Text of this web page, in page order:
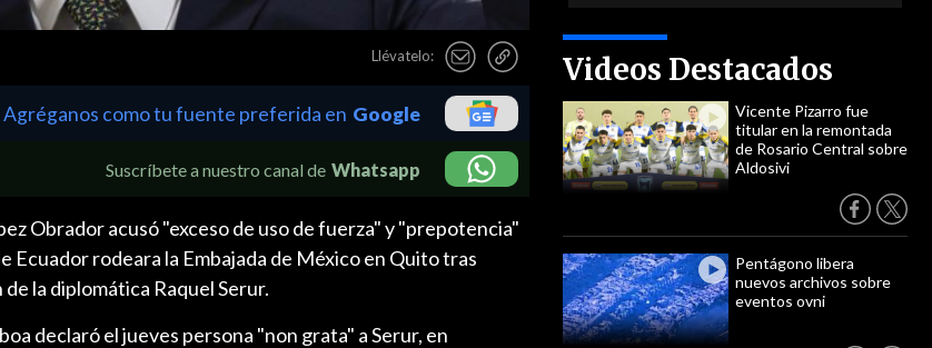
Llévatelo: Videos Destacados
Vicente Pizarro fue
titular en la remontada
de Rosario Central sobre
Aldosivi
Pentágono libera
nuevos archivos sobre
eventos ovni
Agréganos como tu fuente preferida en Google
Suscríbete a nuestro canal de Whatsapp
Obrador acusó "exceso de uso de fuerza" y "prepotencia"
Ecuador rodeara la Embajada de México en Quito tras
la diplomática Raquel Serur.
declaró el jueves persona "non grata" a Serur, en